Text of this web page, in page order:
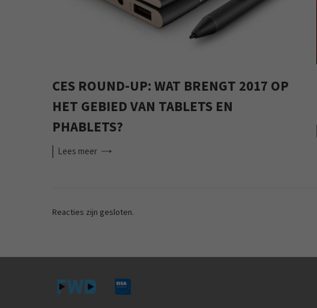
CES ROUND-UP: WAT BRENGT 2017 OP
HET GEBIED VAN TABLETS EN
PHABLETS?
Lees meer
Reacties zijn gesloten.